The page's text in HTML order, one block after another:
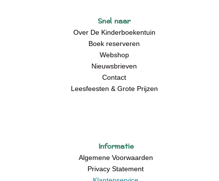
Snel naar
Over De Kinderboekentuin
Boek reserveren
Webshop
Nieuwsbrieven
Contact
Leesfeesten & Grote Prijzen
Informatie
Algemene Voorwaarden
Privacy Statement